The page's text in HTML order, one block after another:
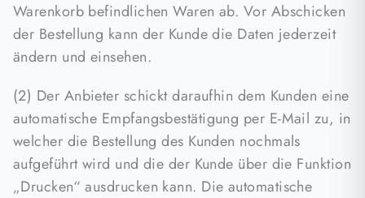
Warenkorb befindlichen Waren ab. Vor Abschicken
der Bestellung kann der Kunde die Daten jederzeit
ändern und einsehen.
(2) Der Anbieter schickt daraufhin dem Kunden eine
automatische Empfangsbestätigung per E-Mail zu, in
welcher die Bestellung des Kunden nochmals
aufgeführt wird und die der Kunde über die Funktion
„Drucken“ ausdrucken kann. Die automatische